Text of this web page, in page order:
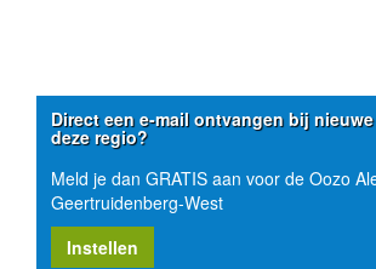
Direct een e-mail ontvangen bij
deze regio?
Meld je dan GRATIS aan voor de Oozo
Geertruidenberg-West
Instellen